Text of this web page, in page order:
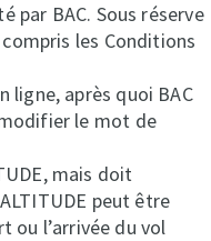
par BAC. Sous réserve
les Conditions
ligne, après quoi BAC
le mot de
mais doit
peut être
ou l’arrivée du vol